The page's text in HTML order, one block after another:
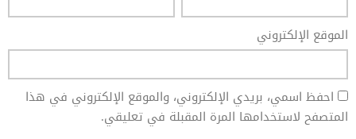
الموقع الإلكتروني
احفظ اسمي، بريدي الإلكتروني، والموقع الإلكتروني في هذا
المتصفح لاستخدامها المرة المقبلة في تعليقي.